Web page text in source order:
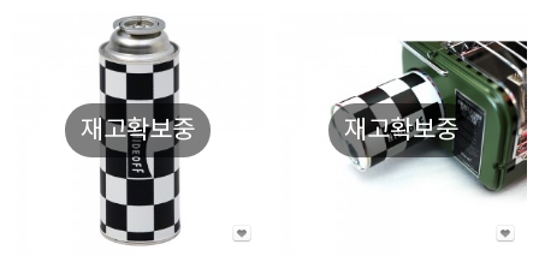
재고확보중 재고확보중